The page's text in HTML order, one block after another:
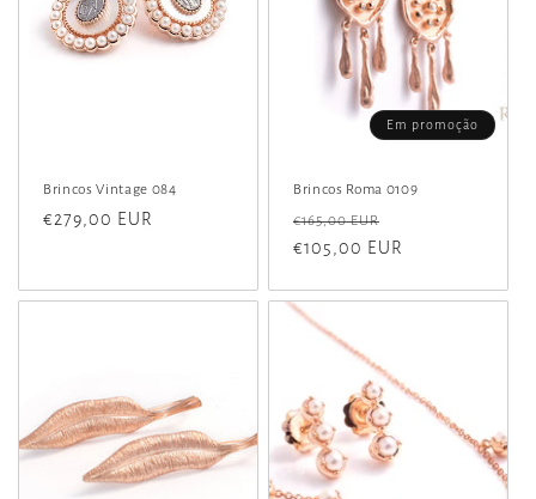
Brincos Vintage 084
Preço
€279,00 EUR
Em promoção
Brincos Roma 0109
Preço
normal
€165,00 EUR
de
€105,00 EUR